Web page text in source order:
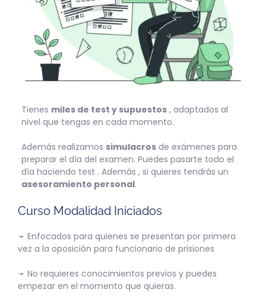
Tienes miles de test y supuestos, adaptados al
nivel que tengas en cada momento.
Además realizamos simulacrosde exámenes para
preparar el día del examen. Puedes pasarte todo el
día haciendo test . Además , si quieres tendrás un
asesoramiento personal.
Curso Modalidad Iniciados
➛ Enfocados para quienes se presentan por primera
vez a la oposición para funcionario de prisiones
➛ No requieres conocimientos previos y puedes
empezar en el momento que quieras.